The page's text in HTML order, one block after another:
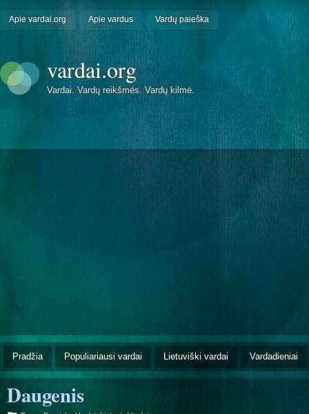
Apie vardai.org Apie vardus Vardų paieška
vardai.org
Vardai. Vardų reikšmės. Vardų kilmė.
Pradžia Populiariausi vardai Lietuviški vardai Vardadieniai
Daugenis